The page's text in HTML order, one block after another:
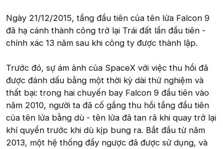
Ngày 21/12/2015, tầng đầu tiên của tên lửa Falcon 9
đã hạ cánh thành công trở lại Trái đất lần đầu tiên -
chính xác 13 năm sau khi công ty được thành lập.
Trước đó, sự ám ảnh của SpaceX với việc thu hồi đã
được đánh dấu bằng một thời kỳ dài thử nghiệm và
thất bại: trong hai chuyến bay Falcon 9 đầu tiên vào
năm 2010, người ta đã cố gắng thu hồi tầng đầu tiên
của tên lửa bằng dù - tên lửa đã tan rã khi quay trở lại
khí quyển trước khi dù kịp bung ra. Bắt đầu từ năm
2013, một hệ thống đẩy ngược đã được sử dụng, và